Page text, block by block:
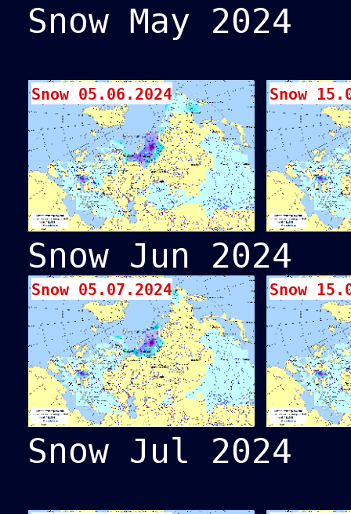
Snow May 2024
Snow 05.06.2024 Snow
Snow Jun 2024
Snow 05.07.2024 Snow
Snow Jul 2024